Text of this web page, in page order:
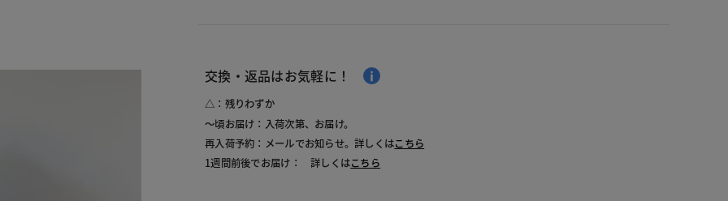
交換・返品はお気軽に！
△：残りわずか
～頃お届け：入荷次第、お届け。
再入荷予約：メールでお知らせ。詳しくはこちら
1週間前後でお届け： 詳しくはこちら